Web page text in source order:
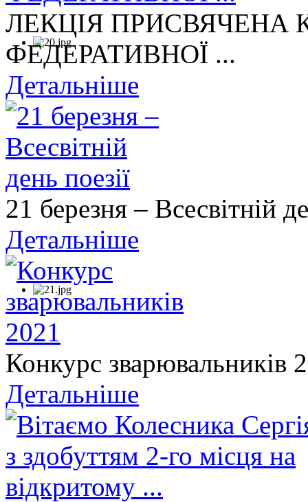
ЛЕКЦІЯ ПРИСВЯЧЕНА
ФЕДЕРАТИВНОЇ ...
Детальніше
21 березня – Всесвітній
Детальніше
Конкурс зварювальників
Детальніше